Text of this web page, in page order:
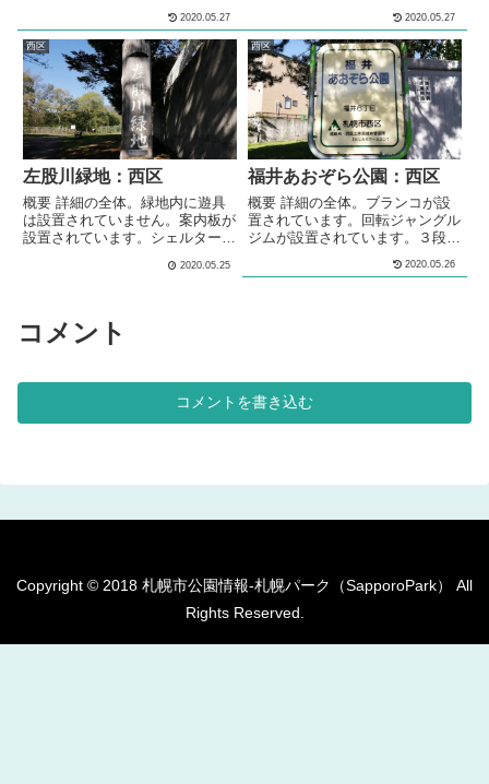
ャー）が設置されています。砂場
が設けられています。砂場の脇に
はベンチが設置されています。テ
ーブルベンチセットが設置されて
います。 メモ西区の住宅街の中
にある、公園です。 基本情報郵
便番号〒063-0012住所北海道札
幌市西区福井１丁目管理問い合わ
せ
2020.05.27
す。 遊具エリアの遊具エリア全
体。コンビネーション遊具が設置
されています。コンビネーション
遊具が設置されています。ブラン
コが設置されています。4段階の
高さの鉄棒が設置されています。
砂場が設けられています。 ゲー
トボール場（自由広場）のゲート
ボール場（自由広場）全体。ゲー
トボール...
2020.05.27
西区
左股川緑地：西区
概要 詳細の全体。緑地内に遊具
は設置されていません。案内板が
設置されています。シェルター型
す。ベンチが設置されています。
る緑地です。緑地内に遊具は設置
されていません。 基本情報郵便
2020.05.25
西区
福井あおぞら公園：西区
概要 詳細の全体。ブランコが設
置されています。回転ジャングル
ジムが設置されています。３段階
ブルベンチセット設置されていま
2020.05.26
コメント
コメントを書き込む
Copyright © 2018 札幌市公園情報-札幌パーク（SapporoPark） All
Rights Reserved.